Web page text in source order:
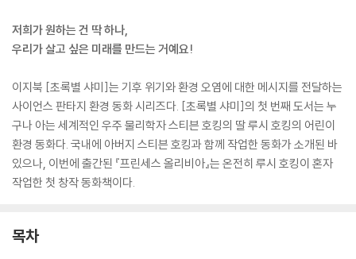
저희가 원하는 건 딱 하나,
우리가 살고 싶은 미래를 만드는 거예요!
이지북 [초록별 샤미]는 기후 위기와 환경 오염에 대한 메시지를 전달하는
사이언스 판타지 환경 동화 시리즈다. [초록별 샤미]의 첫 번째 도서는 누
구나 아는 세계적인 우주 물리학자 스티븐 호킹의 딸 루시 호킹의 어린이
환경 동화다. 국내에 아버지 스티븐 호킹과 함께 작업한 동화가 소개된 바
있으나, 이번에 출간된 『프린세스 올리비아』는 온전히 루시 호킹이 혼자
작업한 첫 창작 동화책이다.
목차